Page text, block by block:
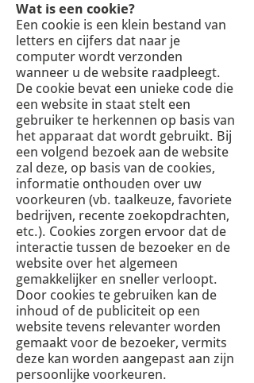
Wat is een cookie?
Een cookie is een klein bestand van
letters en cijfers dat naar je
computer wordt verzonden
wanneer u de website raadpleegt.
De cookie bevat een unieke code die
een website in staat stelt een
gebruiker te herkennen op basis van
het apparaat dat wordt gebruikt. Bij
een volgend bezoek aan de website
zal deze, op basis van de cookies,
informatie onthouden over uw
voorkeuren (vb. taalkeuze, favoriete
bedrijven, recente zoekopdrachten,
etc.). Cookies zorgen ervoor dat de
interactie tussen de bezoeker en de
website over het algemeen
gemakkelijker en sneller verloopt.
Door cookies te gebruiken kan de
inhoud of de publiciteit op een
website tevens relevanter worden
gemaakt voor de bezoeker, vermits
deze kan worden aangepast aan zijn
persoonlijke voorkeuren.